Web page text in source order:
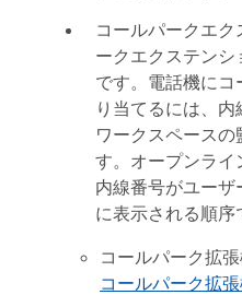
コールパークエク
ークエクステン
です。電話機に
り当てるには、
ワークスペースの
す。オープンラ
内線番号がユーザ
に表示される順序
コールパーク拡
コールパーク拡